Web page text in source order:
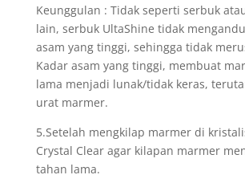
Keunggulan : Tidak seperti serbuk
lain, serbuk UltaShine tidak
asam yang tinggi, sehingga tidak
Kadar asam yang tinggi, membuat
lama menjadi lunak/tidak keras,
urat marmer.
5.Setelah mengkilap marmer di
Crystal Clear agar kilapan marmer
tahan lama.